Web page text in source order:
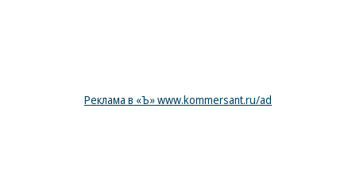
Реклама в «Ъ» www.kommersant.ru/ad